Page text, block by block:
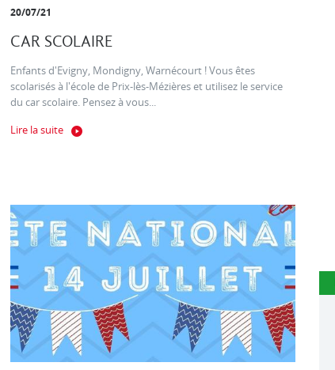
20/07/21
CAR SCOLAIRE
Enfants d'Evigny, Mondigny, Warnécourt ! Vous êtes
scolarisés à l'école de Prix-lès-Mézières et utilisez le service
du car scolaire. Pensez à vous...
Lire la suite